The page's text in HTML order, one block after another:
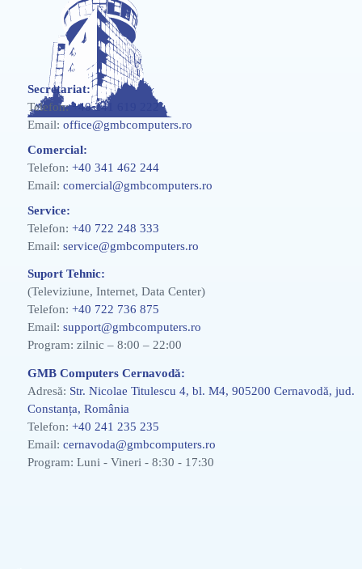
Secretariat:
Telefon:+40 241 619 222
Email: office@gmbcomputers.ro
Comercial:
Telefon: +40 341 462 244
Email: comercial@gmbcomputers.ro
Service:
Telefon: +40 722 248 333
Email: service@gmbcomputers.ro
Suport Tehnic:
(Televiziune, Internet, Data Center)
Telefon: +40 722 736 875
Email: support@gmbcomputers.ro
Program: zilnic – 8:00 – 22:00
GMB Computers Cernavodă:
Adresă: Str. Nicolae Titulescu 4, bl. M4, 905200 Cernavodă, jud.
Constanța, România
Telefon: +40 241 235 235
Email: cernavoda@gmbcomputers.ro
Program: Luni - Vineri - 8:30 - 17:30